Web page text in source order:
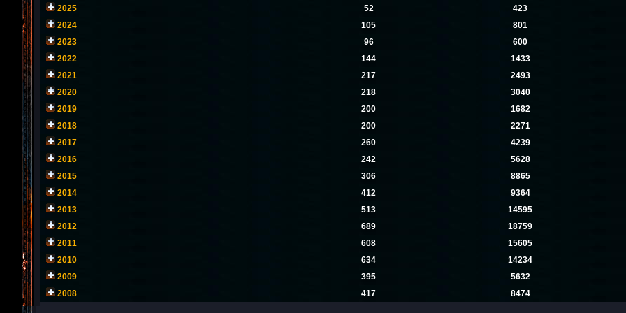
2025 52
423
2024
105
801
2023
96
600
2022
144
1433
2021
217
2493
2020
218
3040
2019
200
1682
2018
200
2271
2017
260
4239
2016
242
5628
2015
306
8865
2014
412
9364
2013
513
14595
2012
689
18759
2011
608
15605
2010
634
14234
2009
395
5632
2008
417 8474